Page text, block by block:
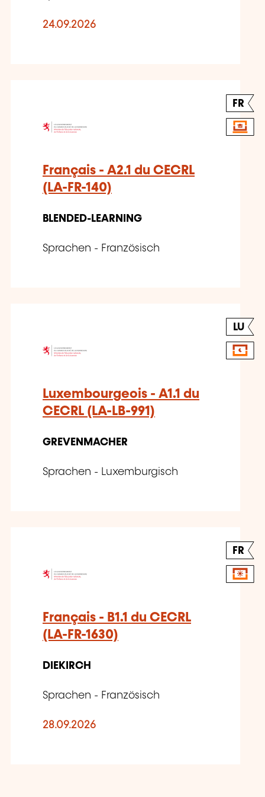
24.09.2026
FR
Français - A2.1 du CECRL
(LA-FR-140)
BLENDED-LEARNING
Sprachen - Französisch
LU
Luxembourgeois - A1.1 du
CECRL (LA-LB-991)
GREVENMACHER
Sprachen - Luxemburgisch
FR
Français - B1.1 du CECRL
(LA-FR-1630)
DIEKIRCH
Sprachen - Französisch
28.09.2026